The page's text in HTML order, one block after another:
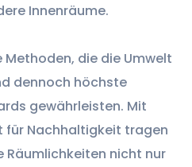
Innenräume.
die die Umwelt
dennoch höchste
gewährleisten. Mit
für Nachhaltigkeit tragen
Räumlichkeiten nicht nur